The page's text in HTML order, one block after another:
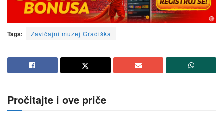
Tags: Zavičajni muzej Gradiška
Pročitajte i ove priče